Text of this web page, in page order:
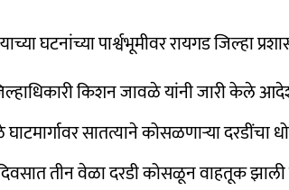
घटनांच्या पार्श्वभूमीवर रायगड जिल्हा
किशन जावळे यांनी जारी केले
घाटमार्गावर सातत्याने कोसळणाऱ्या दरडींचा
तीन वेळा दरडी कोसळून वाहतूक झाली